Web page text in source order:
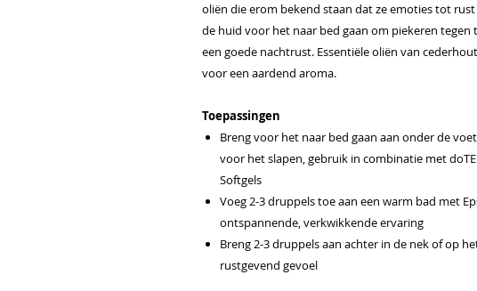
oliën die erom bekend staan dat ze emoties tot
de huid voor het naar bed gaan om piekeren tegen
een goede nachtrust. Essentiële oliën van
voor een aardend aroma.
Toepassingen
Breng voor het naar bed gaan aan onder de
voor het slapen, gebruik in combinatie met
Softgels
Voeg 2-3 druppels toe aan een warm bad met
ontspannende, verkwikkende ervaring
Breng 2-3 druppels aan achter in de nek of op
rustgevend gevoel